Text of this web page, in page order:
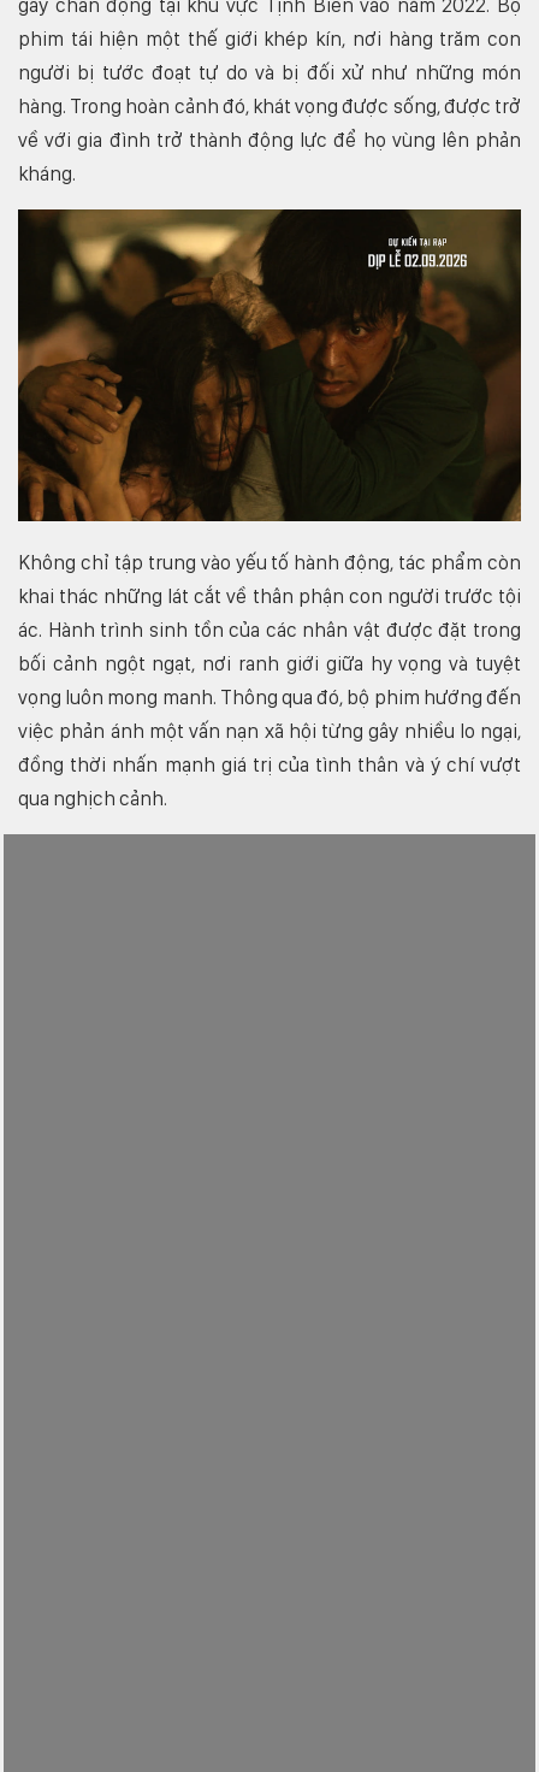
phim tái hiện một thế giới khép kín, nơi hàng trăm con
người bị tước đoạt tự do và bị đối xử như những món
hàng. Trong hoàn cảnh đó, khát vọng được sống, được trở
về với gia đình trở thành động lực để họ vùng lên phản
kháng.
Không chỉ tập trung vào yếu tố hành động, tác phẩm còn
khai thác những lát cắt về thân phận con người trước tội
ác. Hành trình sinh tồn của các nhân vật được đặt trong
bối cảnh ngột ngạt, nơi ranh giới giữa hy vọng và tuyệt
vọng luôn mong manh. Thông qua đó, bộ phim hướng đến
việc phản ánh một vấn nạn xã hội từng gây nhiều lo ngại,
đồng thời nhấn mạnh giá trị của tình thân và ý chí vượt
qua nghịch cảnh.